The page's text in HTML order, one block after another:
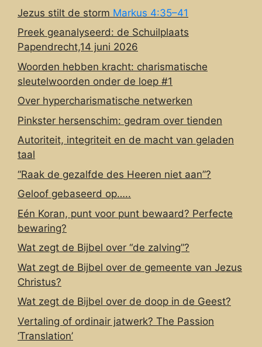
Jezus stilt de storm Markus 4:35–41
Preek geanalyseerd: de Schuilplaats
Papendrecht,14 juni 2026
Woorden hebben kracht: charismatische
sleutelwoorden onder de loep #1
Over hypercharismatische netwerken
Pinkster hersenschim: gedram over tienden
Autoriteit, integriteit en de macht van geladen
taal
“Raak de gezalfde des Heeren niet aan”?
Geloof gebaseerd op…..
Eén Koran, punt voor punt bewaard? Perfecte
bewaring?
Wat zegt de Bijbel over “de zalving”?
Wat zegt de Bijbel over de gemeente van Jezus
Christus?
Wat zegt de Bijbel over de doop in de Geest?
Vertaling of ordinair jatwerk? The Passion
‘Translation’